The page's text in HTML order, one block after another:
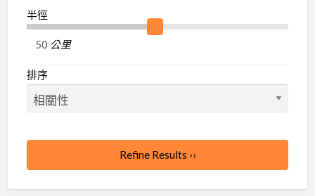
半徑
公里
排序
Refine Results ››